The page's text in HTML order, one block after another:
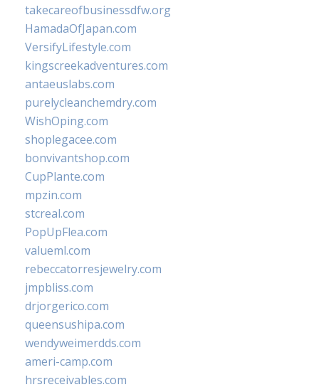
takecareofbusinessdfw.org
HamadaOfJapan.com
VersifyLifestyle.com
kingscreekadventures.com
antaeuslabs.com
purelycleanchemdry.com
WishOping.com
shoplegacee.com
bonvivantshop.com
CupPlante.com
mpzin.com
stcreal.com
PopUpFlea.com
valueml.com
rebeccatorresjewelry.com
jmpbliss.com
drjorgerico.com
queensushipa.com
wendyweimerdds.com
ameri-camp.com
hrsreceivables.com